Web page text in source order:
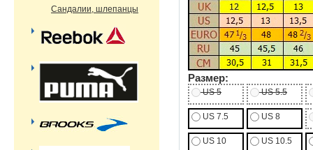
Размер:
US 5 US 5.5
US 7.5 US 8
US 10 US 10.5
Сандалии, шлепанцы